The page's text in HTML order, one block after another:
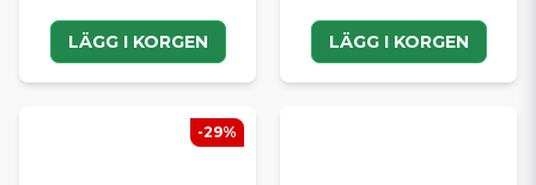
LÄGG I KORGEN LÄGG I KORGEN
-29%